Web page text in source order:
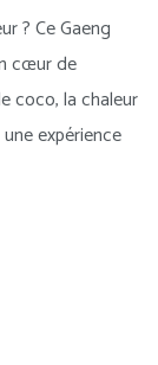
? Ce Gaeng
cœur de
coco, la chaleur
expérience